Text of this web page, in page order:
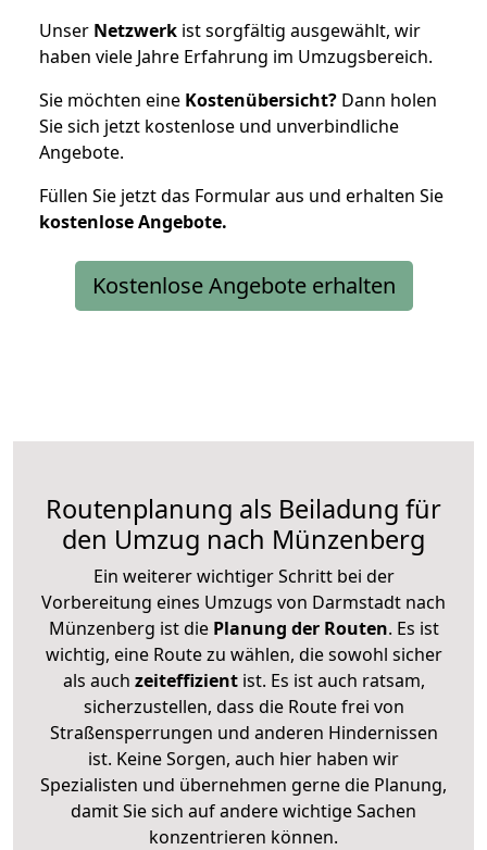
Unser Netzwerk ist sorgfältig ausgewählt, wir
haben viele Jahre Erfahrung im Umzugsbereich.
Sie möchten eine Kostenübersicht? Dann holen
Sie sich jetzt kostenlose und unverbindliche
Angebote.
Füllen Sie jetzt das Formular aus und erhalten Sie
kostenloseAngebote.
Kostenlose Angebote erhalten
Routenplanung als Beiladung für
den Umzug nach Münzenberg
Ein weiterer wichtiger Schritt bei der
Vorbereitung eines Umzugs von Darmstadt nach
Münzenberg ist diePlanung der Routen. Es ist
wichtig, eine Route zu wählen, die sowohl sicher
als auch zeiteffizientist. Es ist auch ratsam,
sicherzustellen, dass die Route frei von
Straßensperrungen und anderen Hindernissen
ist. Keine Sorgen, auch hier haben wir
Spezialisten und übernehmen gerne die Planung,
damit Sie sich auf andere wichtige Sachen
konzentrieren können.